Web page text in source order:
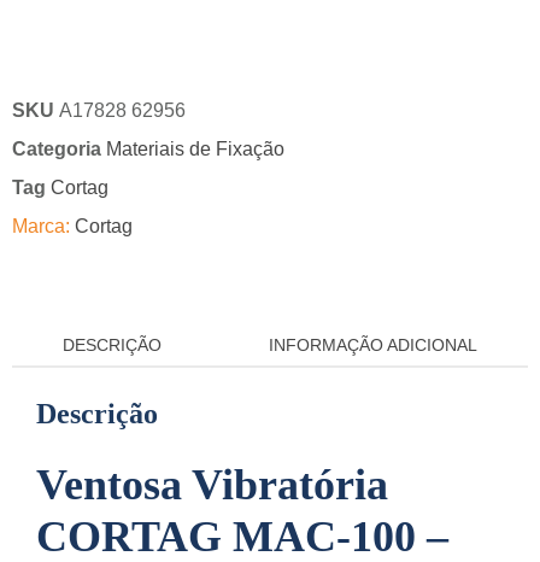
SKU A17828 62956
Categoria Materiais de Fixação
Tag Cortag
Marca: Cortag
DESCRIÇÃO INFORMAÇÃO ADICIONAL
Descrição
Ventosa Vibratória
CORTAG MAC-100 –